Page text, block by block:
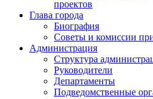
проектов
Глава города
Биография
Советы и комиссии
Администрация
Структура
Руководители
Департаменты
Подведомственные